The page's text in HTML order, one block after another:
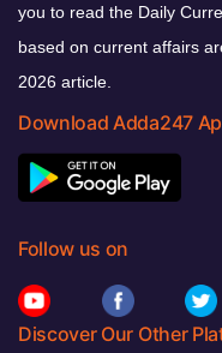
you to read the Daily
based on current affairs
2026 article.
Download Adda247
Follow us on
Discover Our Other